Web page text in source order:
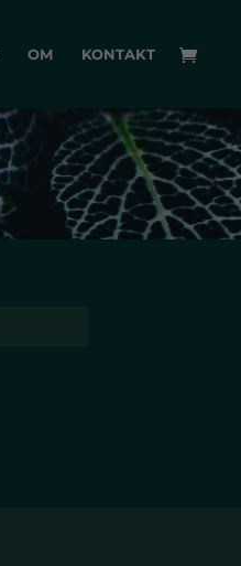
OM KONTAKT